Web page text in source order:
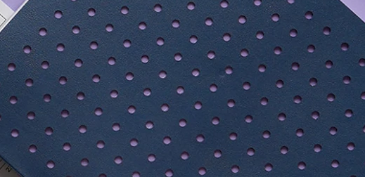
甜美歡愉的天然果香，彷彿漫步在陽光下的柑
薑精華能溫和潔淨肌膚，搭配山茶花果油深層
潤澤之效果。沐浴時全身浸沐在柑橘草本精油
身心放鬆並促進肌膚代謝重現活力。95%使用
料，歐盟認證甘蔗來源起泡成分、天然葡萄柚
份、色彩來自天然植物萃取。
倒適量於手掌，塗抹全身並輕輕按摩，再以溫
請放置陰涼處，避免陽光直射，以免變質。
第一次使用請先進行皮膚測試，若使用後皮膚
停止使用，並請教專科醫生。
參考, 樽身及樽蓋形狀及顏色會因應不同批次